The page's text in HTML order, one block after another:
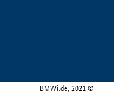
BMWi.de, 2021 ©